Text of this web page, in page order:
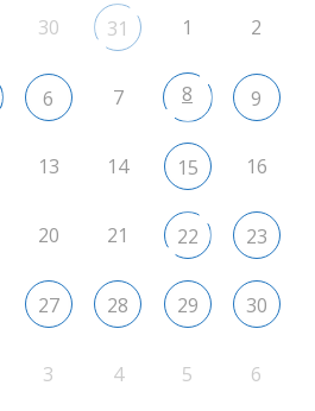
30 31 1 2
6 7 8 9
13 14 15 16
20 21 22 23
27 28 29 30
3 4 5 6